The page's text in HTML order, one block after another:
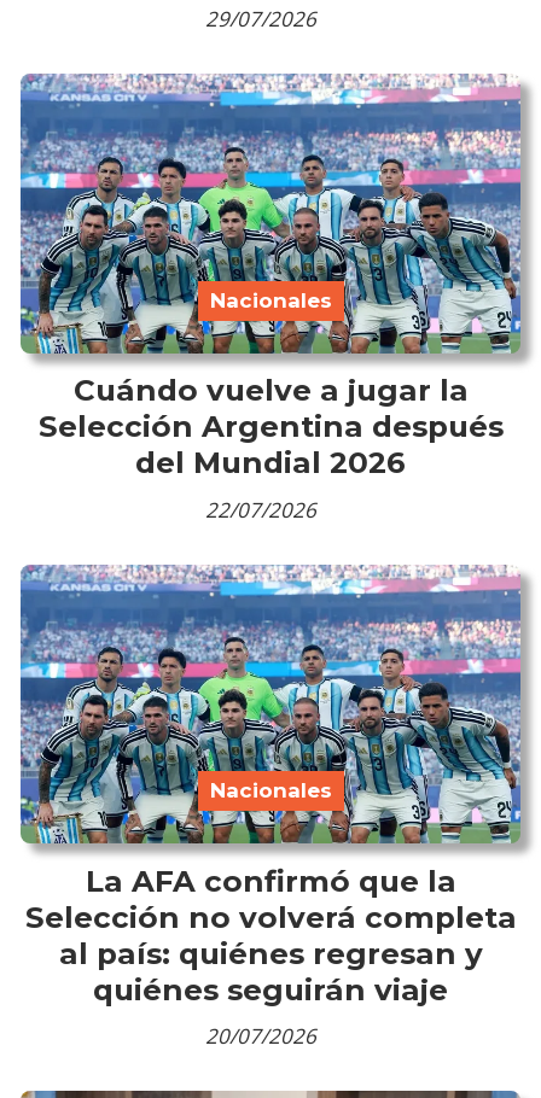
29/07/2026
Cuándo vuelve a jugar la
Selección Argentina después
del Mundial 2026
Nacionales
22/07/2026
La AFA confirmó que la
Selección no volverá completa
al país: quiénes regresan y
quiénes seguirán viaje
Nacionales
20/07/2026